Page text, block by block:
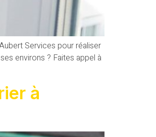
Services pour réaliser
environs ? Faites appel à
à